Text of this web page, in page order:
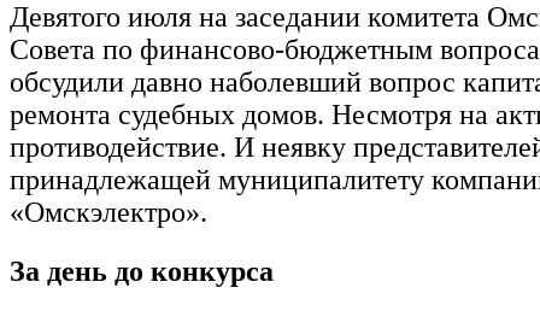
Девятого июля на заседании комитета
Совета по финансово-бюджетным
обсудили давно наболевший вопрос
ремонта судебных домов. Несмотря на
противодействие. И неявку
принадлежащей муниципалитету
«Омскэлектро».
За день до конкурса